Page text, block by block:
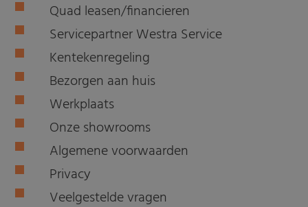
Quad leasen/financieren
Servicepartner Westra Service
Kentekenregeling
Bezorgen aan huis
Werkplaats
Onze showrooms
Algemene voorwaarden
Privacy
Veelgestelde vragen